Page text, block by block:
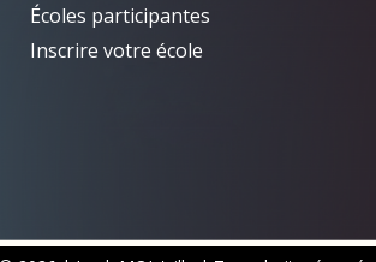
Écoles participantes
Inscrire votre école